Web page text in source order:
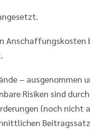
Anschaffungskosten
– ausgenommen
Risiken sind durch
(noch nicht